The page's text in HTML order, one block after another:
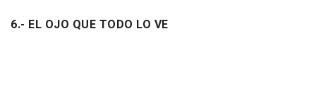
6.- EL OJO QUE TODO LO VE